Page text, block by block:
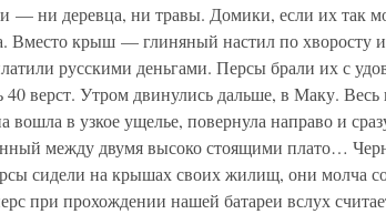
— ни деревца, ни травы. Домики, если их так
Вместо крыш — глиняный настил по хворосту
русскими деньгами. Персы брали их с
40 верст. Утром двинулись дальше, в Маку.
вошла в узкое ущелье, повернула направо и
между двумя высоко стоящими плато…
сидели на крышах своих жилищ, они молча
при прохождении нашей батареи вслух